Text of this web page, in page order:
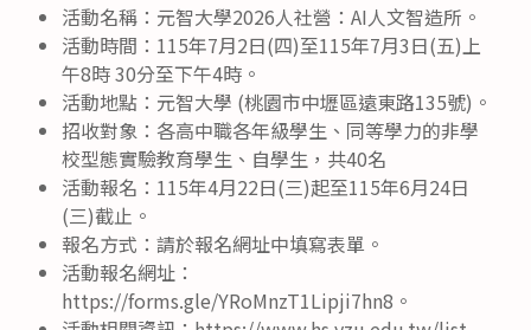
活動名稱：元智大學2026人社營：AI人文智造所。
活動時間：115年7月2日(四)至115年7月3日(五)上
午8時 30分至下午4時。
活動地點：元智大學 (桃園市中壢區遠東路135號)。
招收對象：各高中職各年級學生、同等學力的非學
校型態實驗教育學生、自學生，共40名
活動報名：115年4月22日(三)起至115年6月24日
(三)截止。
報名方式：請於報名網址中填寫表單。
活動報名網址：
https://forms.gle/YRoMnzT1Lipji7hn8。